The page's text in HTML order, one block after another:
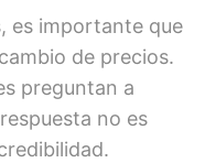
es importante que
de precios.
preguntan a
no es